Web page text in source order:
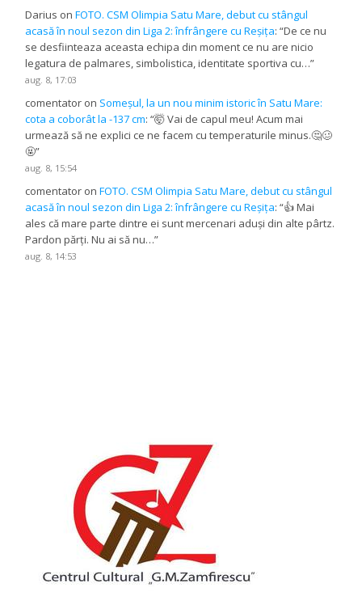
Darius onFOTO. CSM Olimpia Satu Mare, debut cu stângul
acasă în noul sezon din Liga 2: înfrângere cu Reșița: “De ce nu
se desfiinteaza aceasta echipa din moment ce nu are nicio
legatura de palmares, simbolistica, identitate sportiva cu…”
aug. 8, 17:03
comentator on Someșul, la un nou minim istoric în Satu Mare:
cota a coborât la -137 cm: “🤯 Vai de capul meu! Acum mai
urmează să ne explici ce ne facem cu temperaturile minus.🤔🥴
🤬”
aug. 8, 15:54
comentator onFOTO. CSM Olimpia Satu Mare, debut cu stângul
acasă în noul sezon din Liga 2: înfrângere cu Reșița: “👍 Mai
ales că mare parte dintre ei sunt mercenari aduși din alte pârtz.
Pardon părți. Nu ai să nu…”
aug. 8, 14:53